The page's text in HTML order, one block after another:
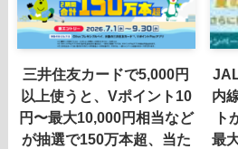
三井住友カードで5,000円
以上使うと、Vポイント10
円〜最大10,000円相当など
が抽選で150万本超、当た
内
ト
最